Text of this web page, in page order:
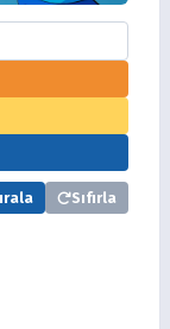
Sıfırla